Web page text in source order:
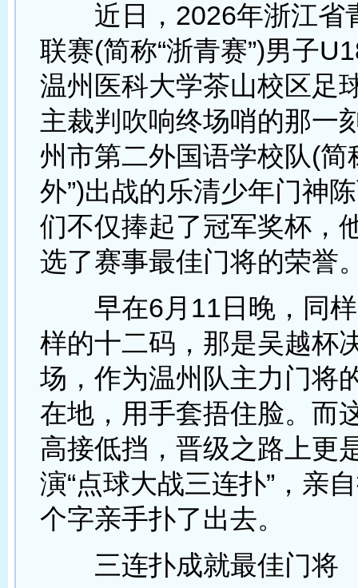
近日，2026年浙江省
联赛(简称“浙青赛”)男子
温州医科大学茶山校区足
主裁判吹响终场哨的那一
州市第二外国语学校队(简
外”)出战的乐清少年门神
们不仅捧起了冠军奖杯，
选了赛事最佳门将的荣誉
早在6月11日晚，同样
样的十二码，那是吴越杯
场，作为温州队主力门将
在地，用手套捂住脸。而
高接低挡，晋级之路上更
演“点球大战三连扑”，亲
个字亲手扑了出去。
三连扑成就最佳门将